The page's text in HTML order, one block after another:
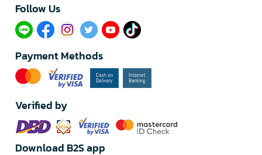
Follow Us​
Payment Methods
Verified by
Download B2S app